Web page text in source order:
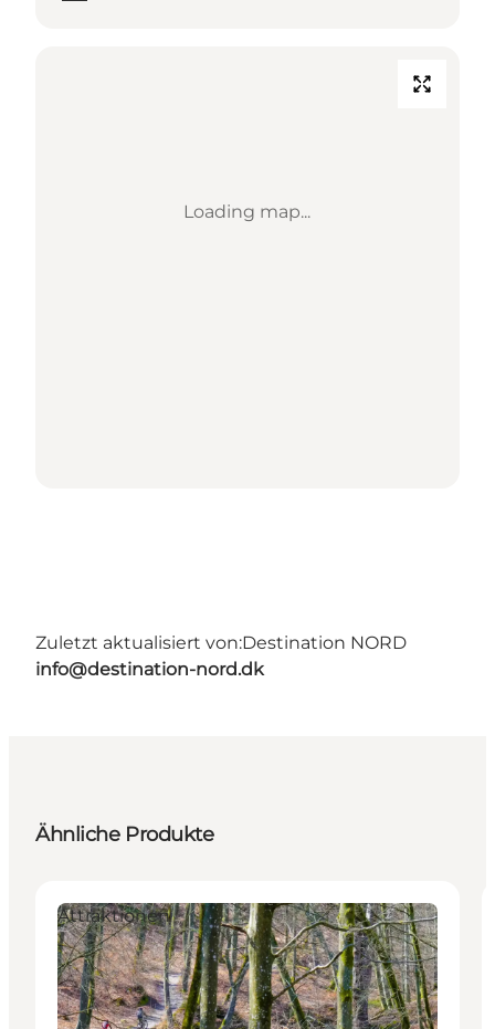
Loading map...
Zuletzt aktualisiert von:Destination NORD
info@destination-nord.dk
Ähnliche Produkte
Attraktionen